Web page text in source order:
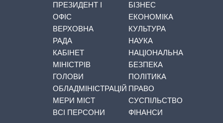
ПРЕЗИДЕНТ І
ОФІС
ВЕРХОВНА
РАДА
КАБІНЕТ
МІНІСТРІВ
ГОЛОВИ
ОБЛАДМІНІСТРАЦІЙ
МЕРИ МІСТ
ВСІ ПЕРСОНИ
БІЗНЕС
ЕКОНОМІКА
КУЛЬТУРА
НАУКА
НАЦІОНАЛЬНА
БЕЗПЕКА
ПОЛІТИКА
ПРАВО
СУСПІЛЬСТВО
ФІНАНСИ